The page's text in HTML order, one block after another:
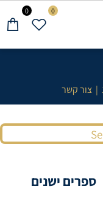
| צור קשר
0 0
ספרים ישנים